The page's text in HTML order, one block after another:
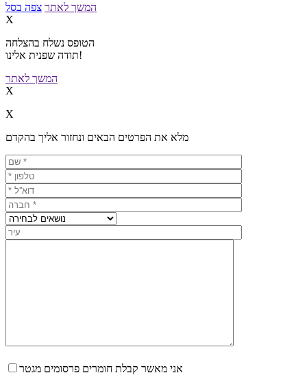
המשך לאתר צפה בסל
X
הטופס נשלח בהצלחה
תודה שפנית אלינו!
המשך לאתר
X
X
מלא את הפרטים הבאים ונחזור אליך בהקדם
אני מאשר קבלת חומרים פרסומים מגטר